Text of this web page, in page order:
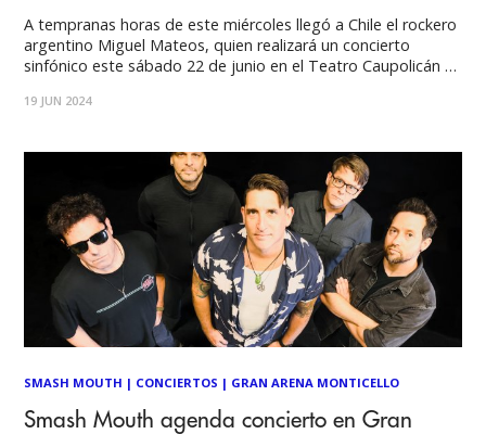
A tempranas horas de este miércoles llegó a Chile el rockero
argentino Miguel Mateos, quien realizará un concierto
sinfónico este sábado 22 de junio en el Teatro Caupolicán a
artista se trasladó inmediatamente a la Región del Biobío,
19 JUN 2024
SMASH MOUTH | CONCIERTOS | GRAN ARENA MONTICELLO
Smash Mouth agenda concierto en Gran